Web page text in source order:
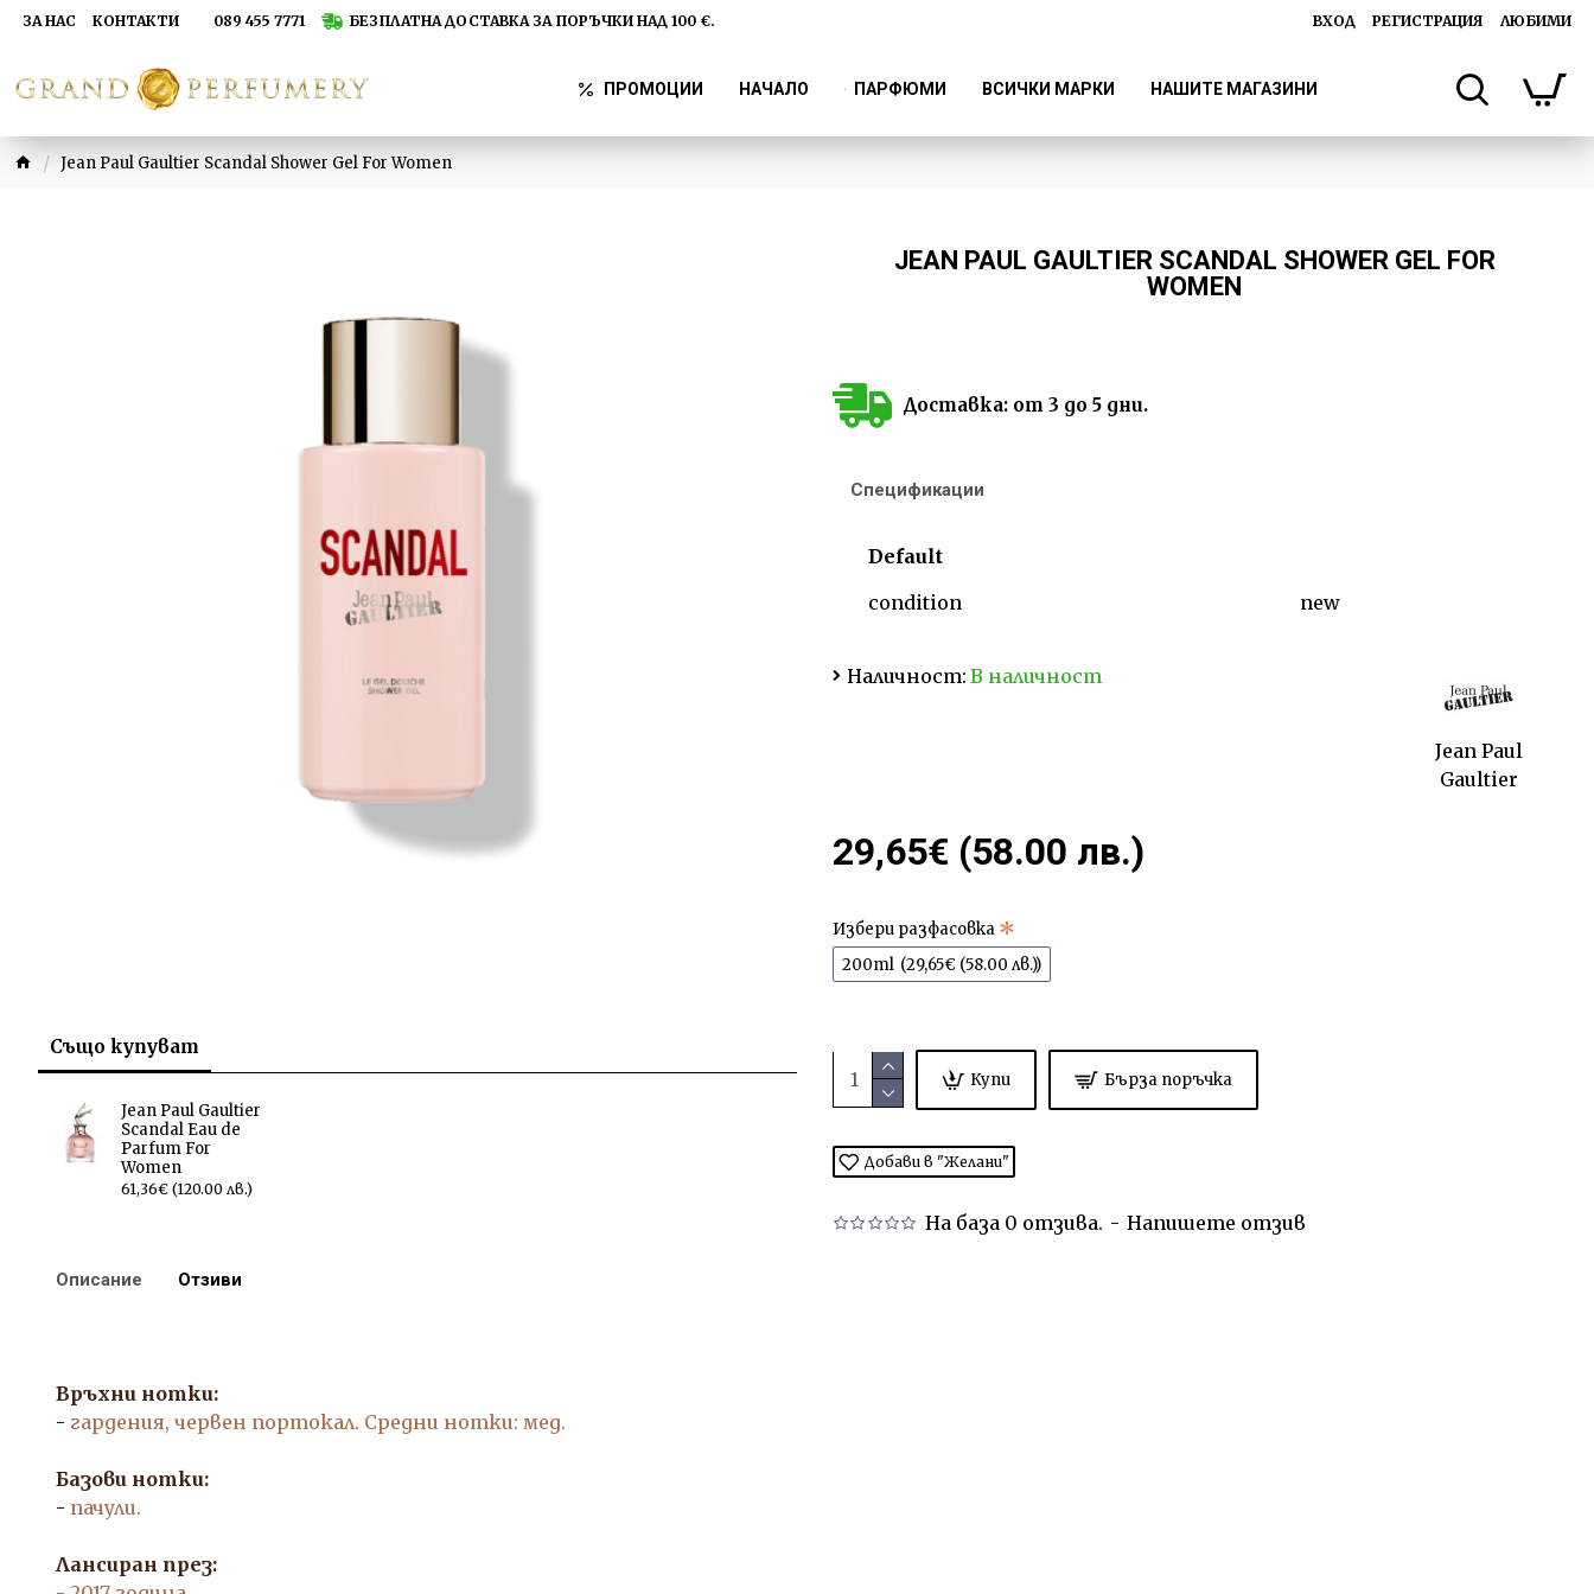
ЗА НАС КОНТАКТИ 089 455 7771 БЕЗПЛАТНА ДОСТАВКА ЗА ПОРЪЧКИ НАД 100 €. ВХОД РЕГИСТРАЦИЯ ЛЮБИМИ
ПРОМОЦИИ НАЧАЛО ПАРФЮМИ ВСИЧКИ МАРКИ НАШИТЕ МАГАЗИНИ
Jean Paul Gaultier Scandal Shower Gel For Women
Също купуват
Jean Paul Gaultier
Scandal Eau de
Parfum For
Women
61,36€ (120.00 лв.)
JEAN PAUL GAULTIER SCANDAL SHOWER GEL FOR
WOMEN
Доставка: от 3 до 5 дни.
Спецификации
Default
condition
new
Наличност: В наличност
Jean Paul
Gaultier
На база 0 отзива. - Напишете отзив
29,65€ (58.00 лв.)
Избери разфасовка
200ml (29,65€ (58.00 лв.))
Купи Бърза поръчка
Добави в "Желани"
Описание Отзиви
Връхни нотки:
- гардения, червен портокал. Средни нотки: мед.
Базови нотки:
- пачули.
Лансиран през: